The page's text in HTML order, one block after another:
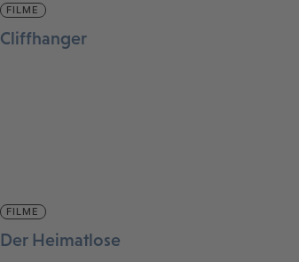
FILME
Cliffhanger
FILME
Der Heimatlose